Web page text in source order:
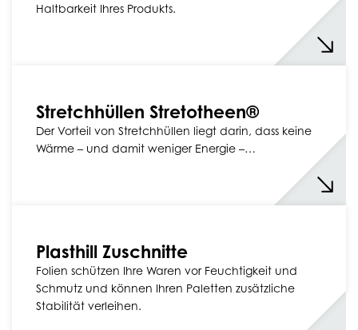
Haltbarkeit Ihres Produkts.
Stretchhüllen Stretotheen®
Der Vorteil von Stretchhüllen liegt darin, dass keine
Wärme – und damit weniger Energie –…
Plasthill Zuschnitte
Folien schützen Ihre Waren vor Feuchtigkeit und
Schmutz und können Ihren Paletten zusätzliche
Stabilität verleihen.